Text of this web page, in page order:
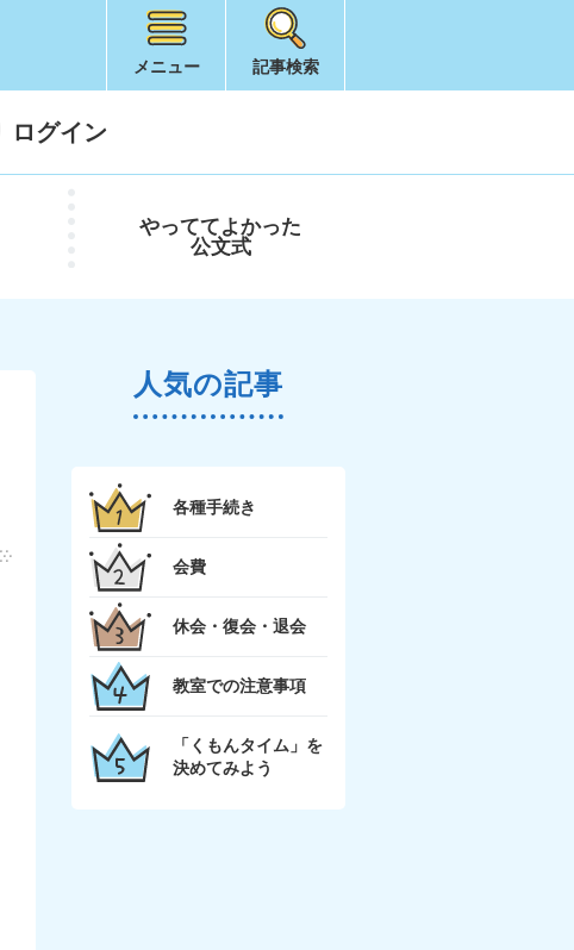
メニュー 記事検索
ログイン
やっててよかった
公文式
人気の記事
各種手続き
会費
休会・復会・退会
教室での注意事項
「くもんタイム」を
決めてみよう